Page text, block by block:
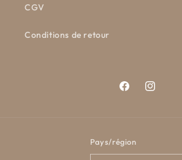
CGV
Conditions de retour
FacebookInstagram
Pays/région